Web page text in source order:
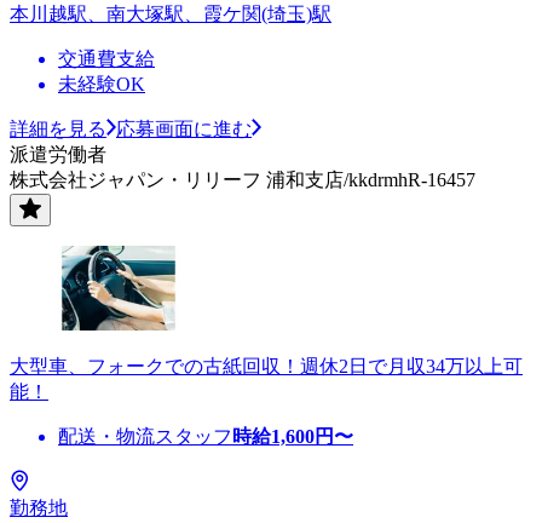
本川越駅、南大塚駅、霞ケ関(埼玉)駅
交通費支給
未経験OK
詳細を見る
応募画面に進む
派遣労働者
株式会社ジャパン・リリーフ 浦和支店/kkdrmhR-16457
大型車、フォークでの古紙回収！週休2日で月収34万以上可
能！
配送・物流スタッフ 時給1,600円〜
勤務地